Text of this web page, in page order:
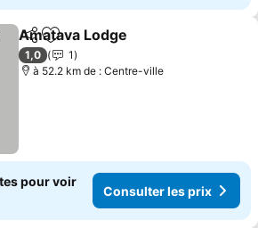
PartagerAjouter à mes favoris
Amatava Lodge
1,0
1
à 52.2 km de : Centre-ville
pour voir
Consulter les prix